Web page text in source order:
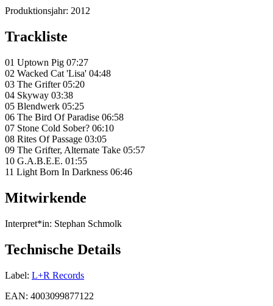
Produktionsjahr: 2012
Trackliste
01 Uptown Pig 07:27
02 Wacked Cat 'Lisa' 04:48
03 The Grifter 05:20
04 Skyway 03:38
05 Blendwerk 05:25
06 The Bird Of Paradise 06:58
07 Stone Cold Sober? 06:10
08 Rites Of Passage 03:05
09 The Grifter, Alternate Take 05:57
10 G.A.B.E.E. 01:55
11 Light Born In Darkness 06:46
Mitwirkende
Interpret*in: Stephan Schmolk
Technische Details
Label: L+R Records
EAN: 4003099877122